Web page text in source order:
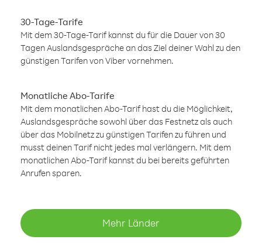
30-Tage-Tarife
Mit dem 30-Tage-Tarif kannst du für die Dauer von 30
Tagen Auslandsgespräche an das Ziel deiner Wahl zu den
günstigen Tarifen von Viber vornehmen.
Monatliche Abo-Tarife
Mit dem monatlichen Abo-Tarif hast du die Möglichkeit,
Auslandsgespräche sowohl über das Festnetz als auch
über das Mobilnetz zu günstigen Tarifen zu führen und
musst deinen Tarif nicht jedes mal verlängern. Mit dem
monatlichen Abo-Tarif kannst du bei bereits geführten
Anrufen sparen.
Mehr Länder